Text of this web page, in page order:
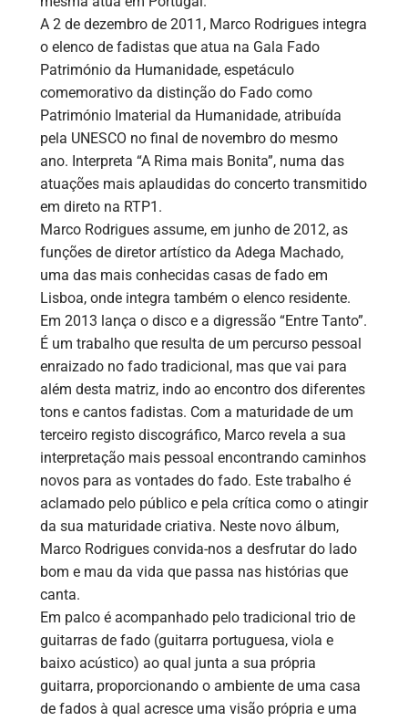
A 2 de dezembro de 2011, Marco Rodrigues integra
o elenco de fadistas que atua na Gala Fado
Património da Humanidade, espetáculo
comemorativo da distinção do Fado como
Património Imaterial da Humanidade, atribuída
pela UNESCO no final de novembro do mesmo
ano. Interpreta “A Rima mais Bonita”, numa das
atuações mais aplaudidas do concerto transmitido
em direto na RTP1.
Marco Rodrigues assume, em junho de 2012, as
funções de diretor artístico da Adega Machado,
uma das mais conhecidas casas de fado em
Lisboa, onde integra também o elenco residente.
Em 2013 lança o disco e a digressão “Entre Tanto”.
É um trabalho que resulta de um percurso pessoal
enraizado no fado tradicional, mas que vai para
além desta matriz, indo ao encontro dos diferentes
tons e cantos fadistas. Com a maturidade de um
terceiro registo discográfico, Marco revela a sua
interpretação mais pessoal encontrando caminhos
novos para as vontades do fado. Este trabalho é
aclamado pelo público e pela crítica como o atingir
da sua maturidade criativa. Neste novo álbum,
Marco Rodrigues convida-nos a desfrutar do lado
bom e mau da vida que passa nas histórias que
canta.
Em palco é acompanhado pelo tradicional trio de
guitarras de fado (guitarra portuguesa, viola e
baixo acústico) ao qual junta a sua própria
guitarra, proporcionando o ambiente de uma casa
de fados à qual acresce uma visão própria e uma